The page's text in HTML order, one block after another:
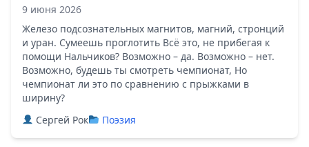
9 июня 2026
Железо подсознательных магнитов, магний, стронций
и уран. Сумеешь проглотить Всё это, не прибегая к
помощи Нальчиков? Возможно – да. Возможно – нет.
Возможно, будешь ты смотреть чемпионат, Но
чемпионат ли это по сравнению с прыжками в
ширину?
Сергей Рок
Поэзия